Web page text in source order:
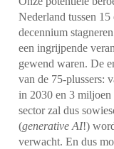
Nederland tussen
decennium
een ingrijpende
gewend waren. De
van de 75-plussers:
in 2030 en 3
sector zal dus
(generative AI!)
verwacht. En dus